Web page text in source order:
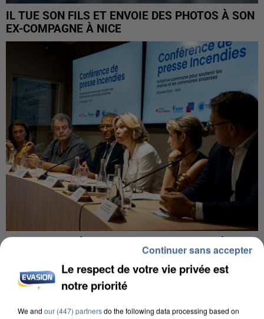
IL TUE SON FILS ET ENVOIE DES PHOTOS À SON
EX-COMPAGNE À NICE
INCENDIES : L’ÎLE-DE-FRANCE LANCE UN ÉLAN
DE SOLIDARITÉ AVEC LES...
Le respect de votre vie privée est
notre priorité
We and our (447) partnersdo the following data processing based on
Continuer sans accepter